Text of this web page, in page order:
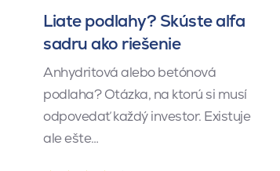
Liate podlahy? Skúste alfa
sadru ako riešenie
Anhydritová alebo betónová
podlaha? Otázka, na ktorú si musí
odpovedať každý investor. Existuje
ale ešte…